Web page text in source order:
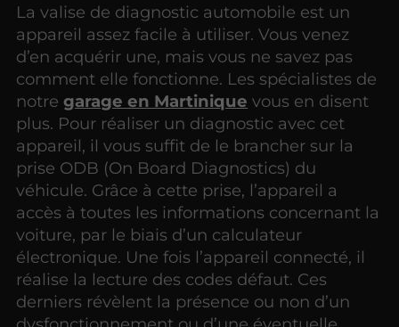
La valise de diagnostic automobile est un
appareil assez facile à utiliser. Vous venez
d’en acquérir une, mais vous ne savez pas
comment elle fonctionne. Les spécialistes de
notregarage en Martinique vous en disent
plus. Pour réaliser un diagnostic avec cet
appareil, il vous suffit de le brancher sur la
prise ODB (On Board Diagnostics) du
véhicule. Grâce à cette prise, l’appareil a
accès à toutes les informations concernant la
voiture, par le biais d’un calculateur
électronique. Une fois l’appareil connecté, il
réalise la lecture des codes défaut. Ces
derniers révèlent la présence ou non d’un